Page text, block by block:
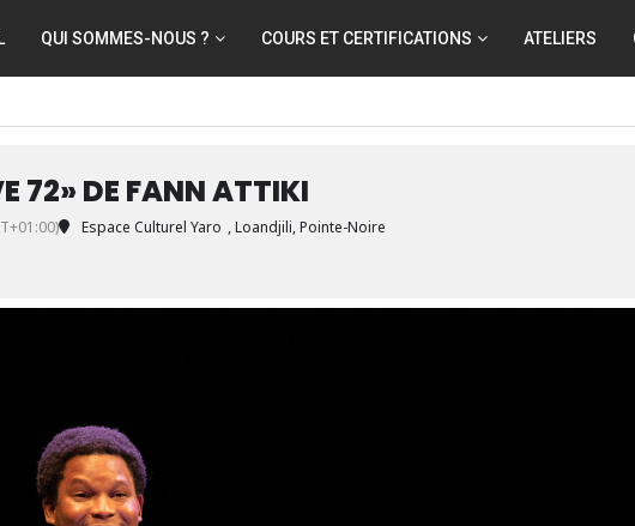
QUI SOMMES-NOUS ? COURS ET CERTIFICATIONS ATELIERS
72» DE FANN ATTIKI
Espace Culturel Yaro , Loandjili, Pointe-Noire